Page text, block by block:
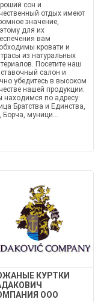
сон и
отдых имеют
значение,
для их
вам
кровати и
из натуральных
Посетите наш
салон и
убедитесь в высоком
нашей продукции.
находимся по адресу:
Братства и Единства,
Борча, муници...
КУРТКИ
ООО